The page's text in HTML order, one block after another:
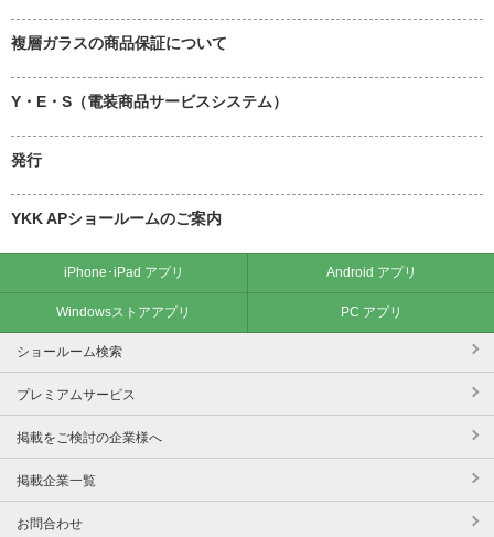
複層ガラスの商品保証について
Y・E・S（電装商品サービスシステム）
発行
YKK APショールームのご案内
iPhone･iPad アプリ Android アプリ
Windowsストアアプリ PC アプリ
ショールーム検索
プレミアムサービス
掲載をご検討の企業様へ
掲載企業一覧
お問合わせ